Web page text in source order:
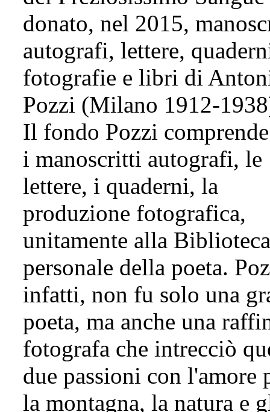
donato, nel 2015,
autografi, lettere,
fotografie e libri di
Pozzi (Milano 1912-
Il fondo Pozzi
i manoscritti autografi, le
lettere, i quaderni, la
produzione fotografica,
unitamente alla Biblioteca
personale della poeta.
infatti, non fu solo una
poeta, ma anche una
fotografa che intrecciò
due passioni con l'amore
la montagna, la natura e